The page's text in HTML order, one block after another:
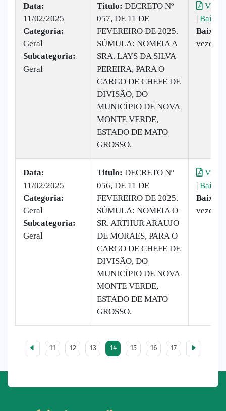
Data:
11/02/2025
Categoria:
Geral
Subcategoria:
Geral
Titulo: DECRETO Nº
057, DE 11 DE
FEVEREIRO DE 2025.
SÚMULA: NOMEIA A
SRA. LAYS DA SILVA
PEREIRA, PARA O
CARGO DE CHEFE DE
DIVISÃO, DO
MUNICÍPIO DE NOVA
MONTE VERDE,
ESTADO DE MATO
GROSSO.
| Baixar
vezes
Data:
11/02/2025
Categoria:
Geral
Subcategoria:
Geral
Titulo: DECRETO Nº
056, DE 11 DE
FEVEREIRO DE 2025.
SÚMULA: NOMEIA O
SR. ARTHUR ARAUJO
DE MORAES, PARA O
CARGO DE CHEFE DE
DIVISÃO, DO
MUNICÍPIO DE NOVA
MONTE VERDE,
ESTADO DE MATO
GROSSO.
| Baixar
vezes
11 12 13 14 15 16 17